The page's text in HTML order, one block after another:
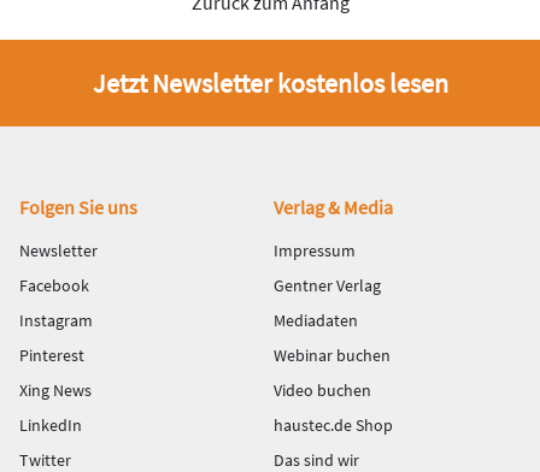
Jetzt Newsletter kostenlos lesen
Fußbereich
Folgen Sie uns
Newsletter
Facebook
Instagram
Pinterest
Xing News
LinkedIn
Twitter
Verlag & Media
Impressum
Gentner Verlag
Mediadaten
Webinar buchen
Video buchen
haustec.de Shop
Das sind wir